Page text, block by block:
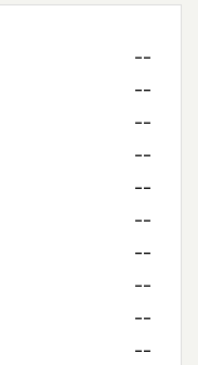
--
--
--
--
--
--
--
--
--
--